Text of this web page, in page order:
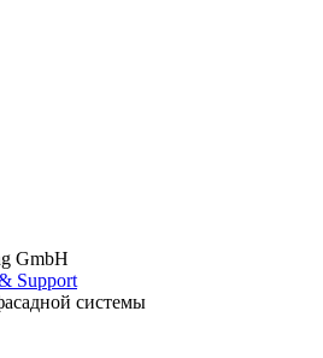
GmbH
Support
системы